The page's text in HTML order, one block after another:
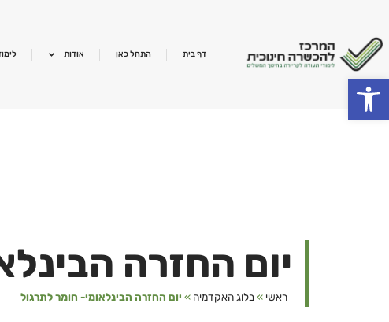
פתח סרגל נגישות
לתוכן
דף בית התחל כאן אודות
יום החזרה
ראשי »בלוג האקדמיה » יום החזרה הבינלאומי- חומר לתרגול